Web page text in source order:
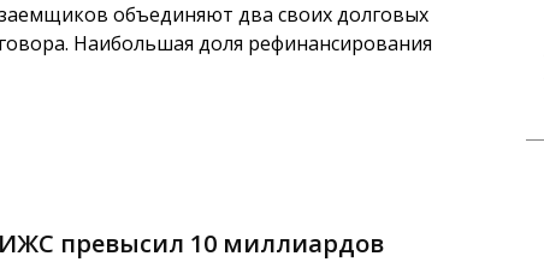
объединяют два своих долговых
Наибольшая доля рефинансирования
превысил 10 миллиардов